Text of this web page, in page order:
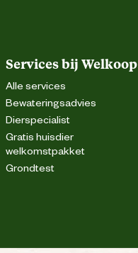
Services bij Welkoop
Alle services
Bewateringsadvies
Dierspecialist
Gratis huisdier
welkomstpakket
Grondtest